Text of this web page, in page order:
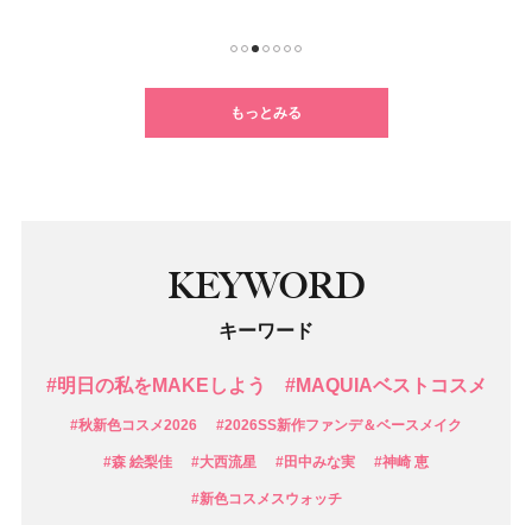
もっとみる
KEYWORD
キーワード
#明日の私をMAKEしよう #MAQUIAベストコスメ
#秋新色コスメ2026 #2026SS新作ファンデ＆ベースメイク
#森 絵梨佳 #大西流星 #田中みな実 #神崎 恵
#新色コスメスウォッチ